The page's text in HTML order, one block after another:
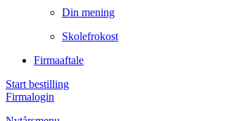
Din mening
Skolefrokost
Firmaaftale
Start bestilling
Firmalogin